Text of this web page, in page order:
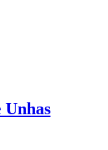
Unhas